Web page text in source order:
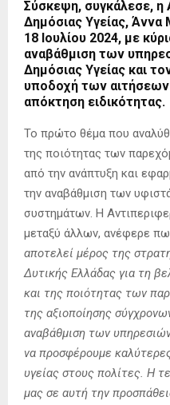
Σύσκεψη, συγκάλεσε, η
Δημόσιας Υγείας, Άννα
18 Ιουλίου 2024, με
αναβάθμιση των
Δημόσιας Υγείας και
υποδοχή των
απόκτηση ειδικότητας.
Το πρώτο θέμα που
της ποιότητας των
από την ανάπτυξη και
την αναβάθμιση των
συστημάτων. Η
μεταξύ άλλων, ανέφερε
αποτελεί μέρος της
Δυτικής Ελλάδας για τη
και της ποιότητας των
της αξιοποίησης
αναβάθμιση των
να προσφέρουμε
υγείας στους πολίτες. Η
μας σε αυτή την